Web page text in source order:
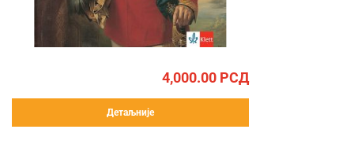
4,000.00 РСД
Детаљније